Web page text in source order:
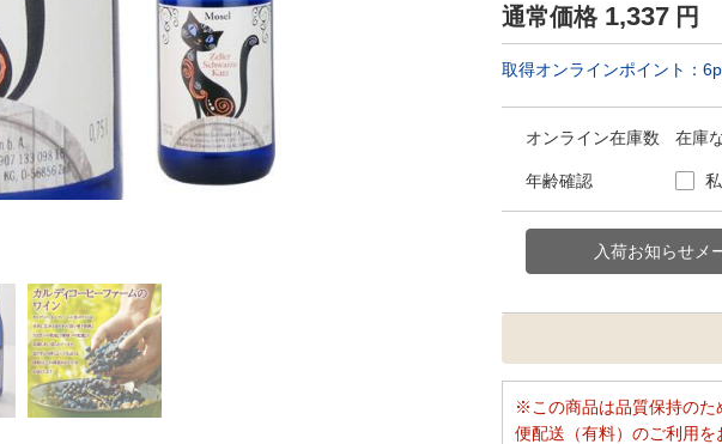
通常価格 1,337 円
取得オンラインポイント： 6
オンライン在庫数 在庫
年齢確認
この商品は品質保持の
便配送（有料）のご利用